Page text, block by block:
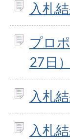
入札
プロ
27日）
入札
入札